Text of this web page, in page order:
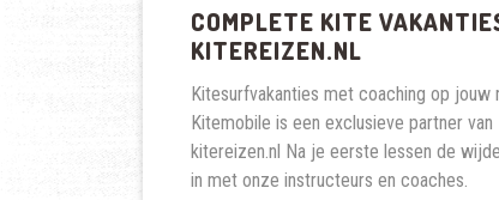
COMPLETE KITE
KITEREIZEN.NL
Kitesurfvakanties met coaching op jouw
Kitemobile is een exclusieve partner van
kitereizen.nl Na je eerste lessen de
in met onze instructeurs en coaches.